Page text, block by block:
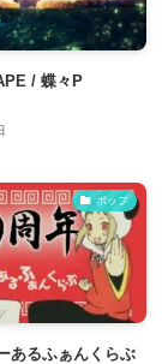
/ 蝶々P
ポップ
あるふぁんくらぶ